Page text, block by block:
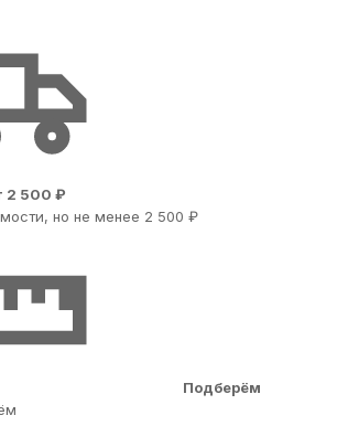
2 500 ₽
но не менее 2 500 ₽
Подберём